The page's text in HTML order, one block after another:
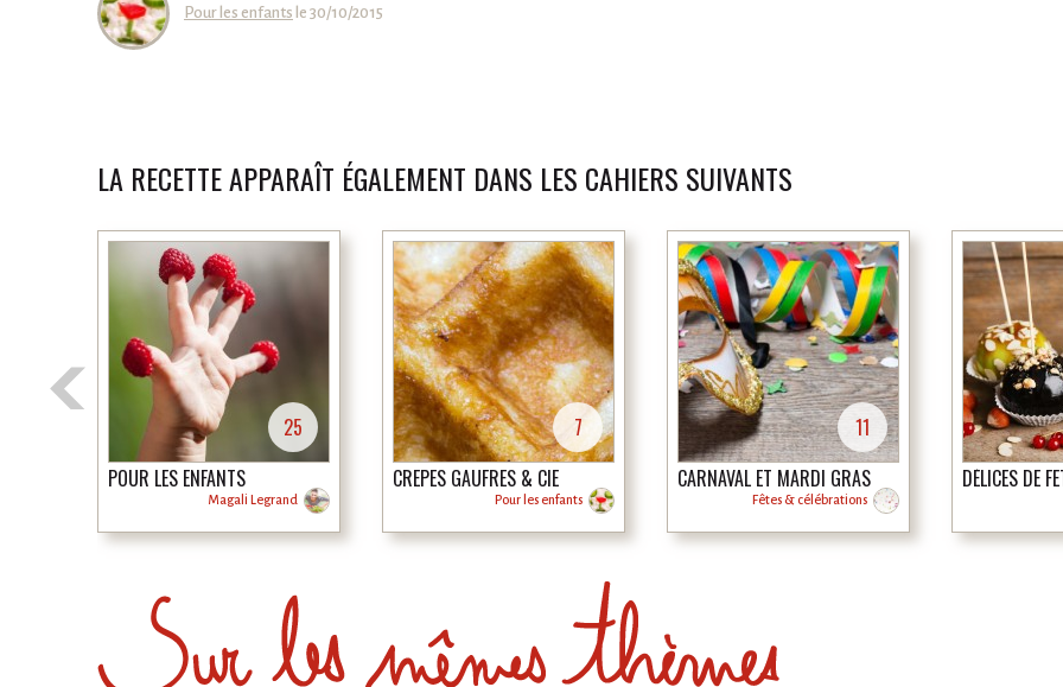
Pour les enfants le 30/10/2015
LA RECETTE APPARAÎT ÉGALEMENT DANS LES CAHIERS SUIVANTS
POUR LES ENFANTS
Magali Legrand
25
CRÊPES GAUFRES & CIE
Pour les enfants
7
CARNAVAL ET MARDI GRAS
Fêtes & célébrations
11
DÉLICES DE